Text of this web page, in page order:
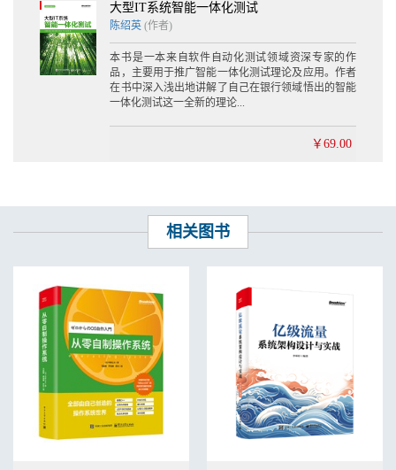
大型IT系统智能一体化测试
陈绍英 (作者)
本书是一本来自软件自动化测试领域资深专家的作
品，主要用于推广智能一体化测试理论及应用。作者
在书中深入浅出地讲解了自己在银行领域悟出的智能
一体化测试这一全新的理论...
￥69.00
相关图书